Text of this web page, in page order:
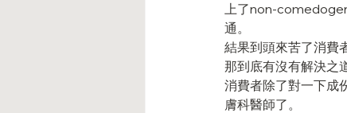
上了non-
通。
結果到頭來苦了消費
那到底有沒有解決之
消費者除了對一下成
膚科醫師了。